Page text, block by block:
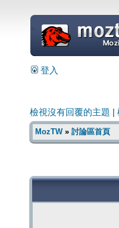
=
登入
檢視沒有回覆的主題
MozTW» 討論區首頁